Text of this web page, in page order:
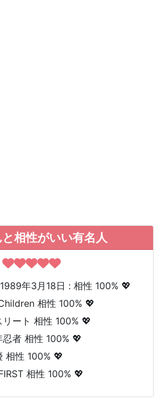
相性がいい有名人
年3月18日 : 相性 100% 💖
相性 100% 💖
リート 相性 100% 💖
忍者 相性 100% 💖
相性 100% 💖
相性 100% 💖